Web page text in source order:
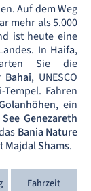
Auf dem Weg
mehr als 5.000
ist heute eine
In Haifa,
Sie die
, UNESCO
Fahren
, ein
See Genezareth
Bania Nature
Majdal Shams.
Fahrzeit